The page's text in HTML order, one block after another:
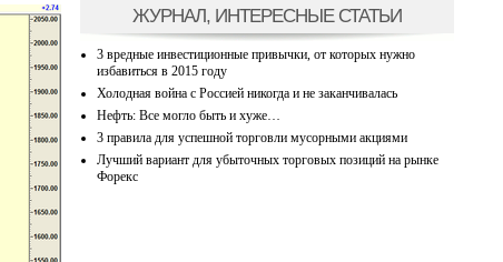
ЖУРНАЛ, ИНТЕРЕСНЫЕ СТАТЬИ
3 вредные инвестиционные привычки, от которых нужно
избавиться в 2015 году
Холодная война с Россией никогда и не заканчивалась
Нефть: Все могло быть и хуже…
3 правила для успешной торговли мусорными акциями
Лучший вариант для убыточных торговых позиций на рынке
Форекс